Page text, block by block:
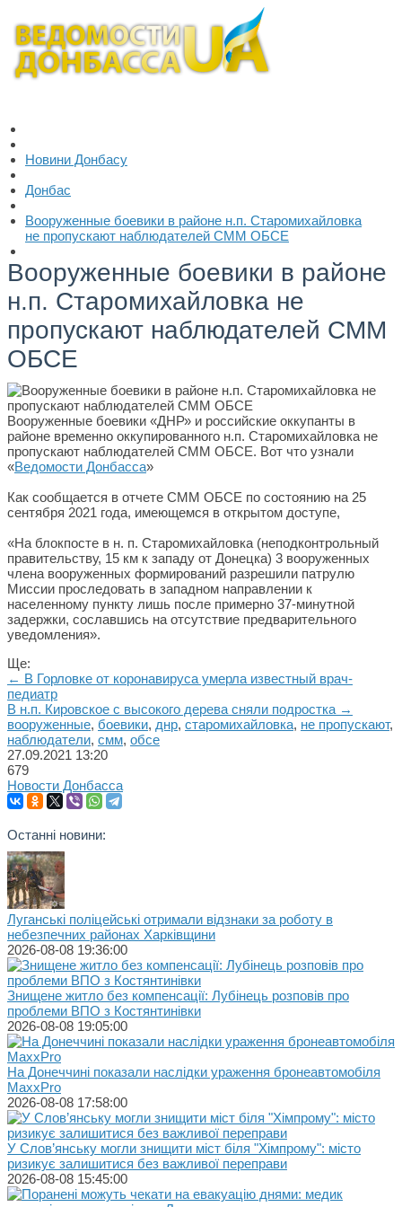
Новини Донбасу
Донбас
Вооруженные боевики в районе н.п. Старомихайловка
не пропускают наблюдателей СММ ОБСЕ
Вооруженные боевики в районе
н.п. Старомихайловка не
пропускают наблюдателей СММ
ОБСЕ
Вооруженные боевики «ДНР» и российские оккупанты в
районе временно оккупированного н.п. Старомихайловка не
пропускают наблюдателей СММ ОБСЕ. Вот что узнали
«Ведомости Донбасса»
Как сообщается в отчете СММ ОБСЕ по состоянию на 25
сентября 2021 года, имеющемся в открытом доступе,
«На блокпосте в н. п. Старомихайловка (неподконтрольный
правительству, 15 км к западу от Донецка) 3 вооруженных
члена вооруженных формирований разрешили патрулю
Миссии проследовать в западном направлении к
населенному пункту лишь после примерно 37-минутной
задержки, сославшись на отсутствие предварительного
уведомления».
Ще:
← В Горловке от коронавируса умерла известный врач-
педиатр
В н.п. Кировское с высокого дерева сняли подростка →
вооруженные, боевики, днр, старомихайловка, не пропускают,
наблюдатели, смм, обсе
27.09.2021 13:20
679
Новости Донбасса
Останні новини:
Луганські поліцейські отримали відзнаки за роботу в
небезпечних районах Харківщини
2026-08-08 19:36:00
Знищене житло без компенсації: Лубінець розповів про
проблеми ВПО з Костянтинівки
2026-08-08 19:05:00
На Донеччині показали наслідки ураження бронеавтомобіля
MaxxPro
2026-08-08 17:58:00
У Слов’янську могли знищити міст біля "Хімпрому": місто
ризикує залишитися без важливої переправи
2026-08-08 15:45:00